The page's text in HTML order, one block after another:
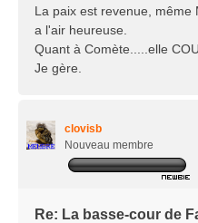
La paix est revenue, même
a l'air heureuse.
Quant à Comète.....elle
Je gère.
clovisb
Nouveau membre
Re: La basse-cour de